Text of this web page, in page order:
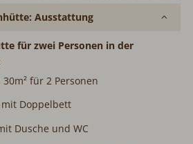
Ausstattung
für zwei Personen in der
für 2 Personen
Doppelbett
Dusche und WC